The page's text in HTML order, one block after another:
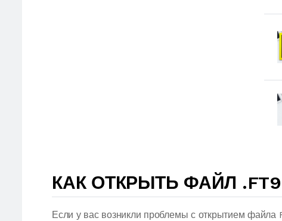
КАК ОТКРЫТЬ ФАЙЛ
Если у вас возникли проблемы с открытием файла